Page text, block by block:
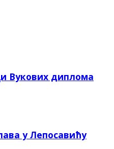
Вукових диплома
у Лепосавићу